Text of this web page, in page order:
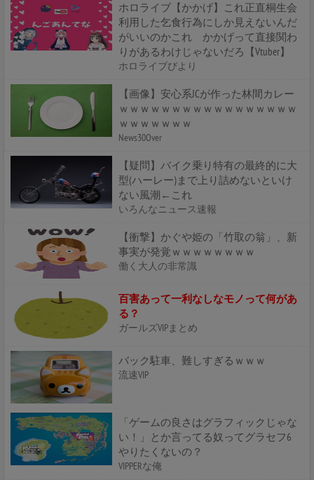
ホロライブ【かかげ】これ正直桐生会
利用した乞食行為にしか見えないんだ
がいいのかこれ かかげって直接関わ
りがあるわけじゃないだろ【Vtuber】
ホロライブびより
【画像】安心系JCが作った林間カレー
ｗｗｗｗｗｗｗｗｗｗｗｗｗｗｗｗｗ
ｗｗｗｗｗｗｗ
News30Over
【疑問】バイク乗り特有の最終的に大
型(ハーレー)まで上り詰めないといけ
ない風潮←これ
いろんなニュース速報
【衝撃】かぐや姫の「竹取の翁」、新
事実が発覚ｗｗｗｗｗｗｗｗ
働く大人の非常識
百害あって一利なしなモノって何があ
る？
ガールズVIPまとめ
バック駐車、難しすぎるｗｗｗ
流速VIP
「ゲームの良さはグラフィックじゃな
い！」とか言ってる奴ってグラセフ6
やりたくないの？
VIPPERな俺